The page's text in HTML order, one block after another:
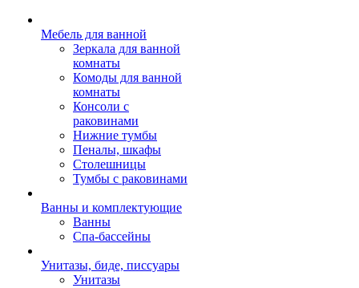
Мебель для ванной
Зеркала для ванной
комнаты
Комоды для ванной
комнаты
Консоли с
раковинами
Нижние тумбы
Пеналы, шкафы
Столешницы
Тумбы с раковинами
Ванны и комплектующие
Ванны
Спа-бассейны
Унитазы, биде, писсуары
Унитазы